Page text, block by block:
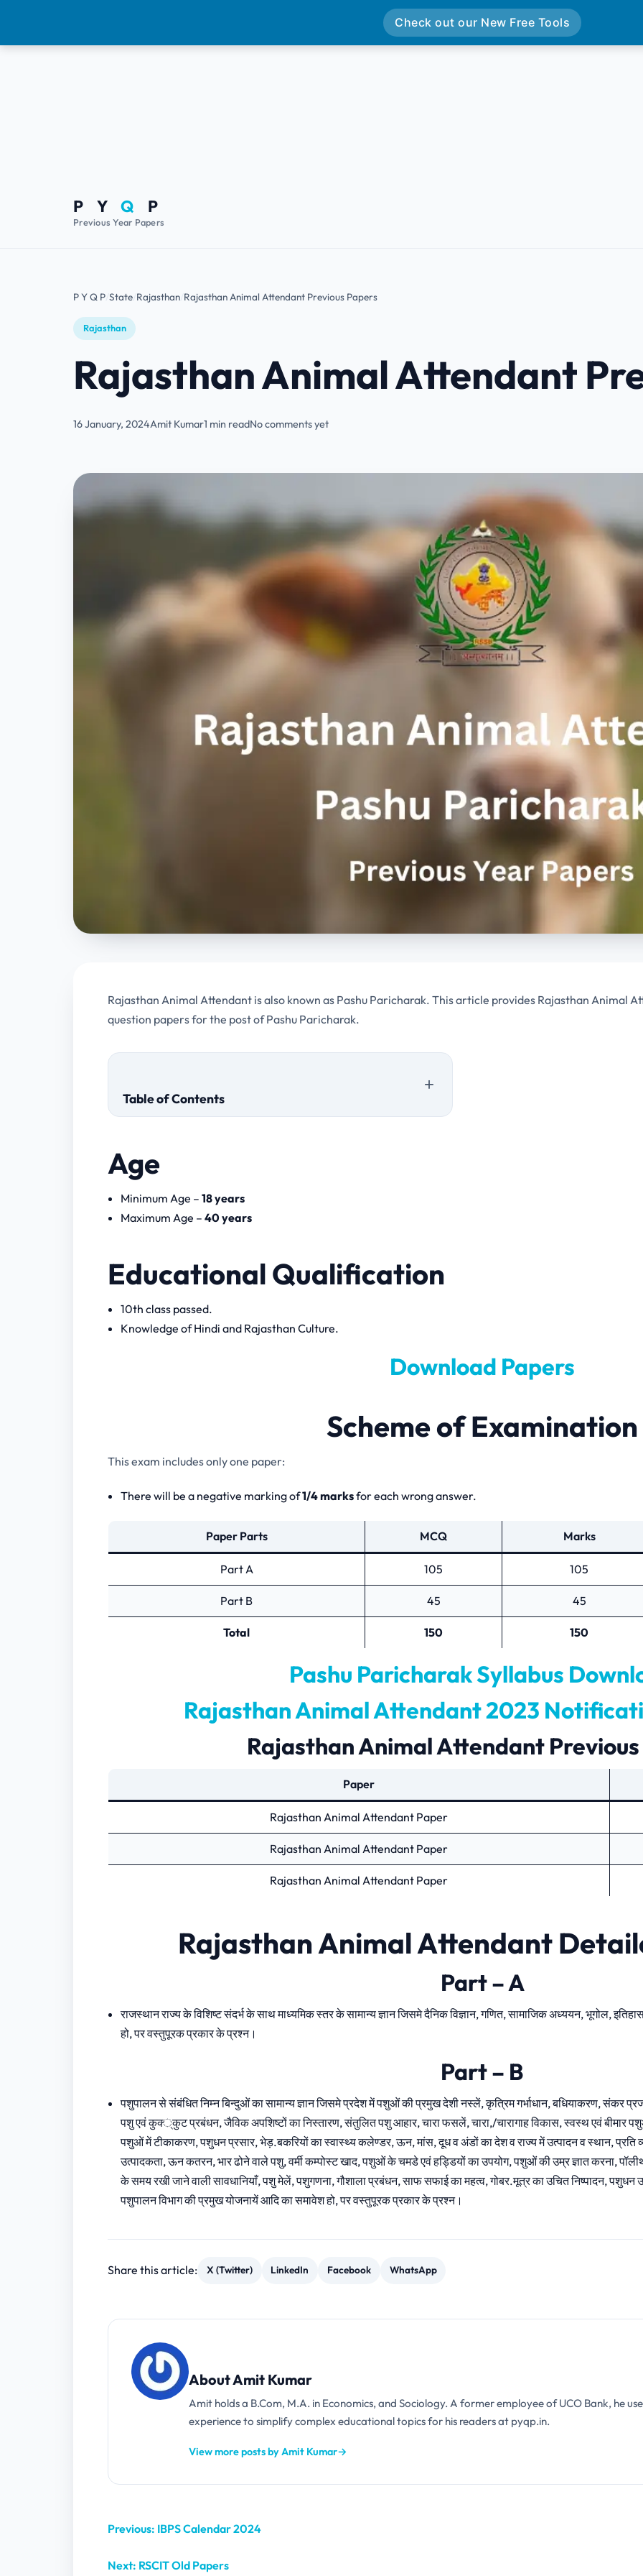
P YQ P
Previous Year Papers
P Y Q P State Rajasthan Rajasthan Animal Attendant Previous Papers
Rajasthan
Rajasthan Animal Attendant
16 January, 2024Amit Kumar1 min readNo comments yet
Rajasthan Animal Attendant is also known as Pashu Paricharak. This article provides Rajasthan Animal
question papers for the post of Pashu Paricharak.
Table of Contents
Pashu Paricharak Syllabus Download
Rajasthan Animal Attendant 2023 Notification Download
Part – A
Age
Minimum Age – 18 years
Maximum Age – 40 years
Educational Qualification
10th class passed.
Knowledge of Hindi and Rajasthan Culture.
Download Papers
Scheme of Examination
This exam includes only one paper:
There will be a negative marking of1/4 marksfor each wrong answer.
Paper Parts MCQ Marks
Part A 105 105
Part B 45 45
Total 150 150
Pashu Paricharak Syllabus
Rajasthan Animal Attendant 2023
Rajasthan Animal Attendant
Paper
Rajasthan Animal Attendant Paper
Rajasthan Animal Attendant Paper
Rajasthan Animal Attendant Paper
Rajasthan Animal Attendant
Part – A
राजस्थान राज्य के विशिष्ट संदर्भ के साथ माध्यमिक स्तर के सामान्य ज्ञान जिसमे दैनिक विज्ञान, गणित, सामाजिक अध्ययन, भूगोल,
हो, पर वस्तुपूरक प्रकार के प्रश्न।
Part – B
पशुपालन से संबंधित निम्न बिन्दुओं का सामान्य ज्ञान जिसमे प्रदेश में पशुओं की प्रमुख देशी नस्‍लें, कृत्रिम गर्भाधान, बधियाकरण, संकर
पशु एवं कुक्‍्कुट प्रबंधन, जैविक अपशिष्टों का निस्तारण, संतुलित पशु आहार, चारा फसलें, चारा,/चारागाह विकास, स्वस्थ एवं बीमार
पशुओं में टीकाकरण, पशुधन प्रसार, भेड़.बकरियों का स्वास्थ्य कलेण्डर, ऊन, मांस, दूध व अंडों का देश व राज्य में उत्पादन व स्थान, प्रति
उत्पादकता, ऊन कतरन, भार ढोने वाले पशु, वर्मी कम्पोस्ट खाद, पशुओं के चमडे एवं हड्डियों का उपयोग, पशुओं की उम्र ज्ञात करना,
के समय रखी जाने वाली सावधानियाँ, पशु मेलें, पशुगणना, गौशाला प्रबंधन, साफ सफाई का महत्व, गोबर.मूत्र का उचित निष्पादन, पशुधन
पशुपालन विभाग की प्रमुख योजनायें आदि का समावेश हो, पर वस्तुपूरक प्रकार के प्रश्न।
Share this article: X (Twitter) LinkedIn Facebook WhatsApp
About Amit Kumar
Amit holds a B.Com, M.A. in Economics, and Sociology. A former employee of UCO Bank, he
experience to simplify complex educational topics for his readers at pyqp.in.
View more posts by Amit Kumar→
Previous: IBPS Calendar 2024
Next: RSCIT Old Papers
Check out our New Free Tools